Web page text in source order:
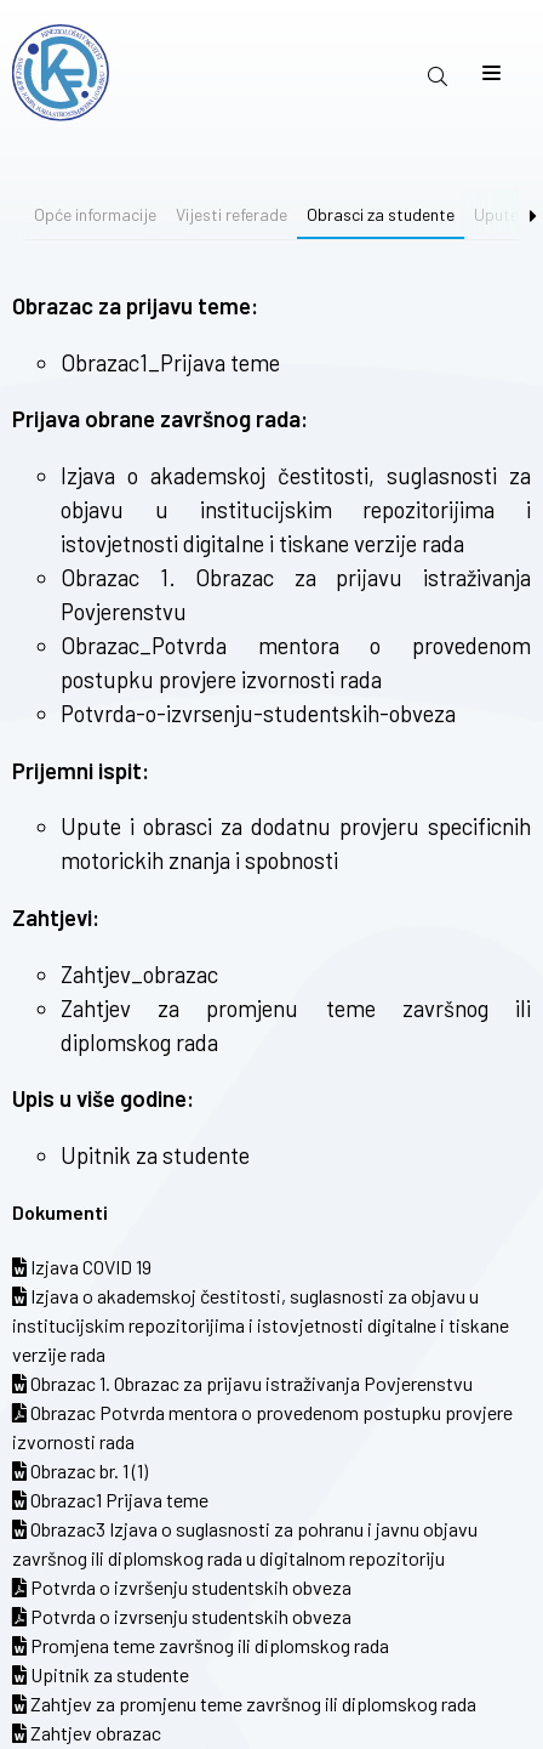
Opće informacije Vijesti referade Obrasci za studente Upute
Obrazac za prijavu teme:
Obrazac1_Prijava teme
Prijava obrane završnog rada:
Izjava o akademskoj čestitosti, suglasnosti za
objavu u institucijskim repozitorijima i
istovjetnosti digitalne i tiskane verzije rada
Obrazac 1. Obrazac za prijavu istraživanja
Povjerenstvu
Obrazac_Potvrda mentora o provedenom
postupku provjere izvornosti rada
Potvrda-o-izvrsenju-studentskih-obveza
Prijemni ispit:
Upute i obrasci za dodatnu provjeru specificnih
motorickih znanja i spobnosti
Zahtjevi:
Zahtjev_obrazac
Zahtjev za promjenu teme završnog ili
diplomskog rada
Upis u više godine:
Upitnik za studente
Dokumenti
Izjava COVID 19
Izjava o akademskoj čestitosti, suglasnosti za objavu u
institucijskim repozitorijima i istovjetnosti digitalne i tiskane
verzije rada
Obrazac 1. Obrazac za prijavu istraživanja Povjerenstvu
Obrazac Potvrda mentora o provedenom postupku provjere
izvornosti rada
Obrazac br. 1 (1)
Obrazac1 Prijava teme
Obrazac3 Izjava o suglasnosti za pohranu i javnu objavu
završnog ili diplomskog rada u digitalnom repozitoriju
Potvrda o izvršenju studentskih obveza
Potvrda o izvrsenju studentskih obveza
Promjena teme završnog ili diplomskog rada
Upitnik za studente
Zahtjev za promjenu teme završnog ili diplomskog rada
Zahtjev obrazac